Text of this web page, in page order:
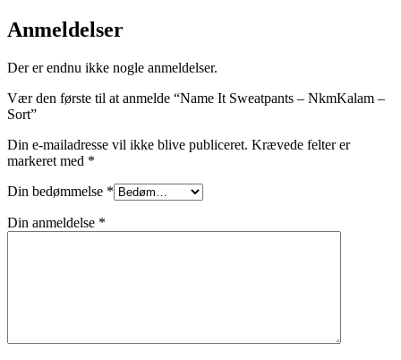
Anmeldelser
Der er endnu ikke nogle anmeldelser.
Vær den første til at anmelde “Name It Sweatpants – NkmKalam –
Sort”
Din e-mailadresse vil ikke blive publiceret. Krævede felter er
markeret med *
Din bedømmelse *
Din anmeldelse *